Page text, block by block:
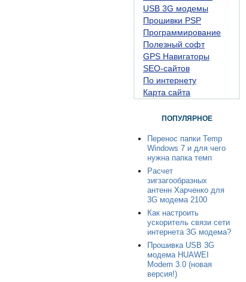
USB 3G модемы
Прошивки PSP
Программирование
Полезный софт
GPS Навигаторы
SEO-сайтов
По интернету
Карта сайта
ПОПУЛЯРНОЕ
Перенос папки Temp
Windows 7 и для чего
нужна папка темп
Расчет
зигзагообразных
антенн Харченко для
3G модема 2100
Как настроить
ускоритель связи сети
интернета 3G модема?
Прошивка USB 3G
модема HUAWEI
Modem 3.0 (новая
версия!)